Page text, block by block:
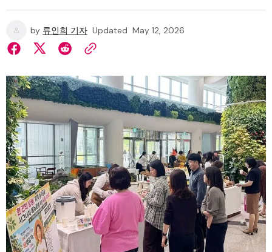
by 류인희 기자 Updated May 12, 2026